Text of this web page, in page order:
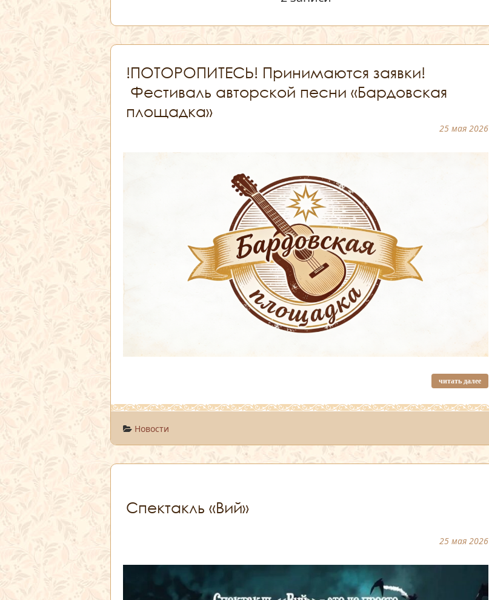
!ПОТОРОПИТЕСЬ! Принимаются заявки!
Фестиваль авторской песни «Бардовская
площадка»
25 мая 2026
читать далее
Новости
Спектакль «Вий»
25 мая 2026